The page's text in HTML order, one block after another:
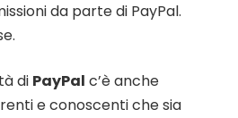
da parte di PayPal.
di PayPal c’è anche
e conoscenti che sia